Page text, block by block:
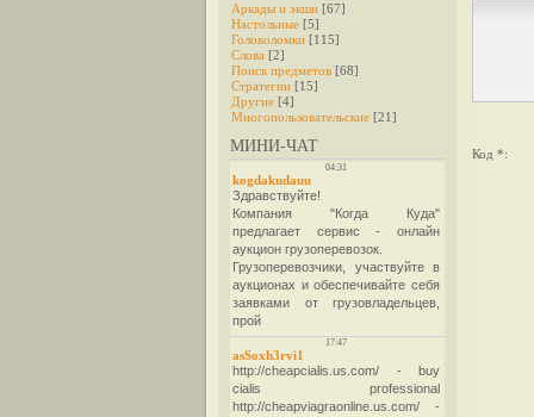
Аркады и экшн [67]
Настольные [5]
Головоломки [115]
Слова [2]
Поиск предметов [68]
Стратегии [15]
Другие [4]
Многопользовательские [21]
МИНИ-ЧАТ Код *: